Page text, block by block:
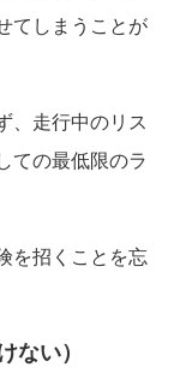
てしまうことが
、走行中のリス
ての最低限のラ
を招くことを忘
ない）